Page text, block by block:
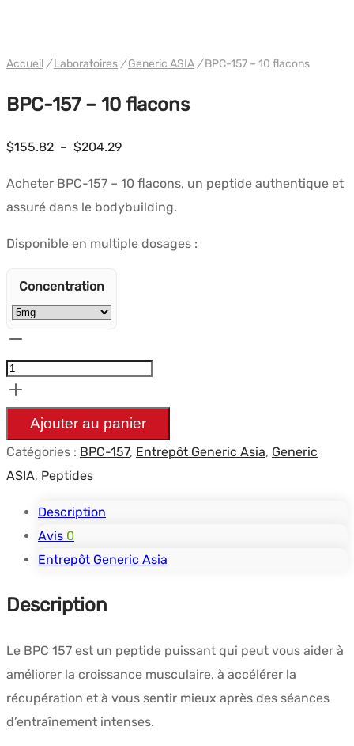
Accueil / Laboratoires / Generic ASIA /BPC-157 – 10 flacons
BPC-157 – 10 flacons
$155.82 – $204.29Plage
$155.82
à
Acheter BPC-157 – 10 flacons, un peptide authentique et
assuré dans le bodybuilding.
Disponible en multiple dosages :
Concentration
de
157
10
flacons
Ajouter au panier
Catégories : BPC-157, Entrepôt Generic Asia, Generic
ASIA, Peptides
Description
Avis 0
Entrepôt Generic Asia
Description
Le BPC 157 est un peptide puissant qui peut vous aider à
améliorer la croissance musculaire, à accélérer la
récupération et à vous sentir mieux après des séances
d’entraînement intenses.